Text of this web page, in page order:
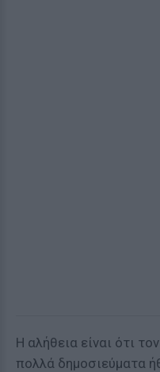
Η αλήθεια είναι ότι
πολλά δημοσιεύματα